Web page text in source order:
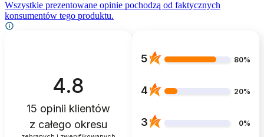
Wszystkie prezentowane opinie pochodzą od faktycznych
konsumentów tego produktu.
4.8
15 opinii klientów
z całego okresu
5 80%
4 20%
3 0%